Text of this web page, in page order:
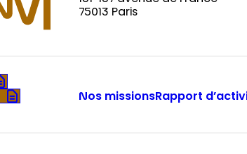
75013 Paris
Nos missionsRapport